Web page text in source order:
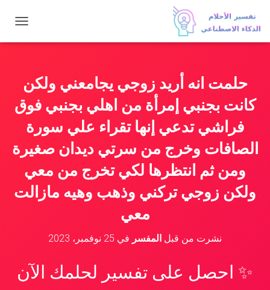
ب
ل
ت
ل
حلمت انه أريد زوجي يجامعني ولكن
كانت بجنبي إمرأة من اهلي بجنبي فوق
فراشي تدعي إنها تقراء علي سورة
الصافات وخرج من سرتي ديدان صغيرة
ومن ثم انتظرها لكي تخرج من معي
ولكن زوجي تركني وذهب وهيه مازالت
معي
نشرت من قبل المفسر في 25 نوفمبر، 2023
✨ احصل على تفسير لحلمك الآن